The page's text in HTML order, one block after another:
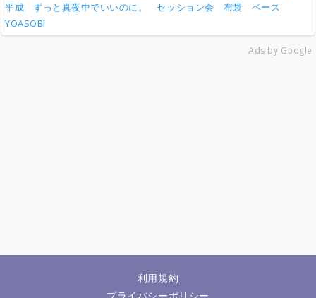
平成
ずっと真夜中でいいのに。 セッション会 布袋
ベース
YOASOBI
Ads by Google
利用規約